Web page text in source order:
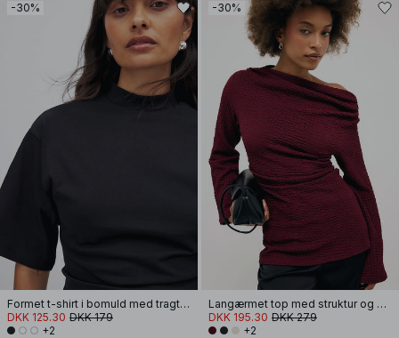
-30%
Formet t-shirt i bomuld med tragtformet halsudskæring
DKK 125.30 DKK 179
+2
-30%
Langærmet top med struktur og drapering
DKK 195.30 DKK 279
+2